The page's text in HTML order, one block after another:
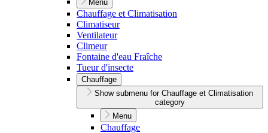
Menu
Chauffage et Climatisation
Climatiseur
Ventilateur
Climeur
Fontaine d'eau Fraîche
Tueur d'insecte
Chauffage
Show submenu for Chauffage et Climatisation
category
Menu
Chauffage